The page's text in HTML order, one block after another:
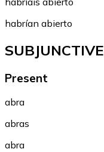
habrían abierto
SUBJUNCTIVE
Present
abra
abras
abra